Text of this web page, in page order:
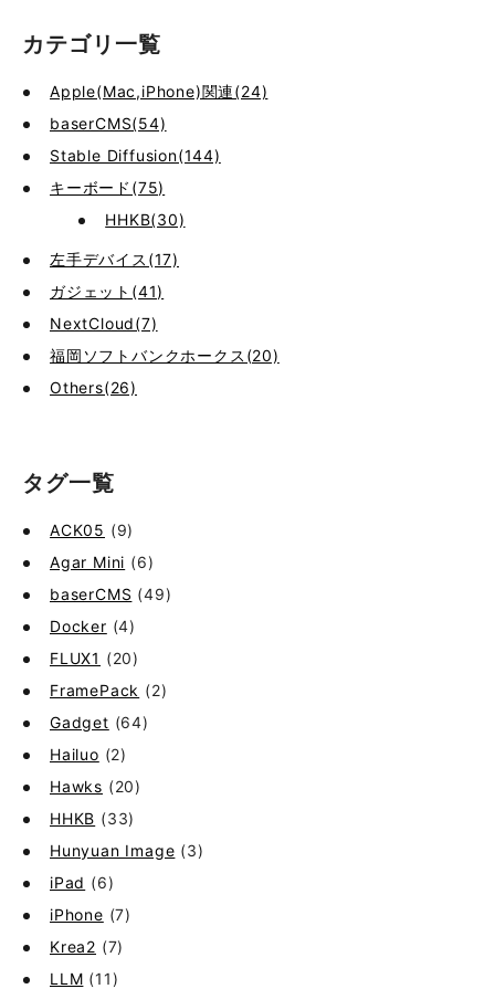
カテゴリ一覧
Apple(Mac,iPhone)関連(24)
baserCMS(54)
Stable Diffusion(144)
キーボード(75)
HHKB(30)
左手デバイス(17)
ガジェット(41)
NextCloud(7)
福岡ソフトバンクホークス(20)
Others(26)
タグ一覧
ACK05 (9)
Agar Mini (6)
baserCMS (49)
Docker (4)
FLUX1 (20)
FramePack (2)
Gadget (64)
Hailuo (2)
Hawks (20)
HHKB (33)
Hunyuan Image (3)
iPad (6)
iPhone (7)
Krea2 (7)
LLM (11)